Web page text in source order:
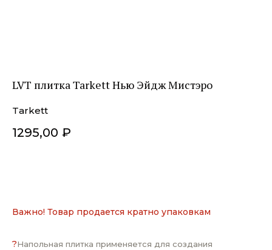
LVT плитка Tarkett Нью Эйдж Мистэро
Tarkett
1295,00 ₽
Важно! Товар продается кратно упаковкам
?Напольная плитка применяется для создания